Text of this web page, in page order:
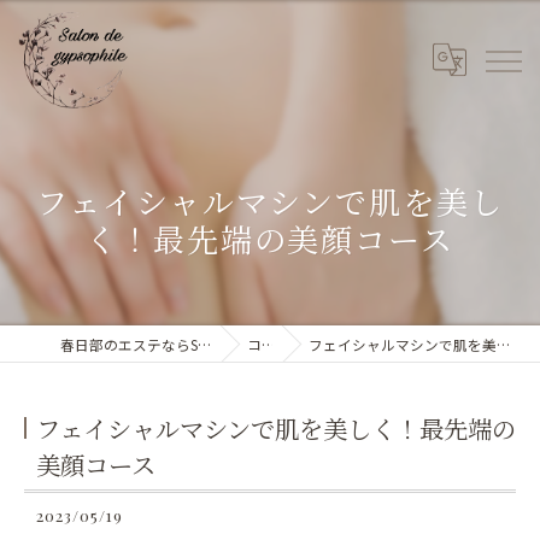
フェイシャルマシンで肌を美し
く！最先端の美顔コース
春日部のエステならSalon de gypsophile コラム フェイシャルマシンで肌を美しく！最先端の美顔コース
フェイシャルマシンで肌を美しく！最先端の
美顔コース
2023/05/19